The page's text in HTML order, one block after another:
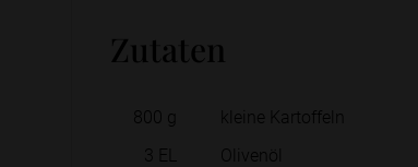
Zutaten
800 g
kleine Kartoffeln
3 EL
Olivenöl